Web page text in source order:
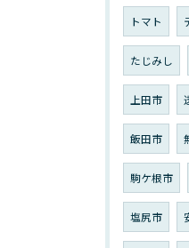
トマト
たじみし
上田市
飯田市
駒ケ根市
塩尻市